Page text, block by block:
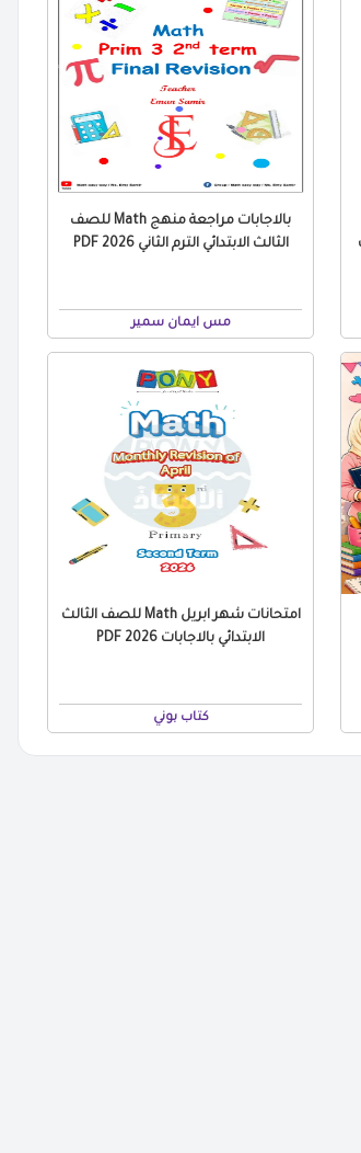
بالاجابات مراجعة منهج Math للصف
الثالث الابتدائي الترم الثاني 2026 PDF
مس ايمان سمير
امتحانات شهر ابريل Math للصف الثالث
الابتدائي بالاجابات 2026 PDF
كتاب بوني